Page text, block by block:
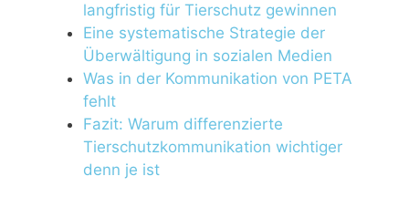
langfristig für Tierschutz gewinnen
Eine systematische Strategie der
Überwältigung in sozialen Medien
Was in der Kommunikation von PETA
fehlt
Fazit: Warum differenzierte
Tierschutzkommunikation wichtiger
denn je ist